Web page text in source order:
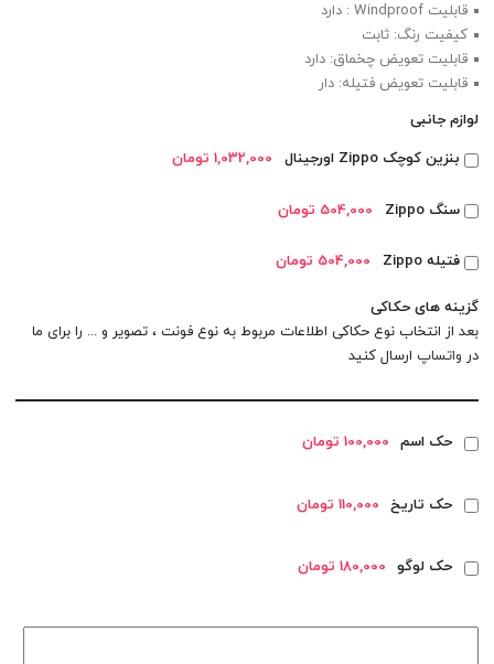
قابلیت Windproof : دارد
کیفیت رنگ: ثابت
قابلیت تعویض چخماق: دارد
قابلیت تعویض فتیله: دار
لوازم جانبی
بنزین کوچک Zippo اورجینال
1,032,000 تومان
سنگ Zippo 504,000 تومان
فتیله Zippo 504,000 تومان
گزینه های حکاکی
بعد از انتخاب نوع حکاکی اطلاعات مربوط به نوع فونت ، تصویر و ... را برای ما
در واتساپ ارسال کنید
حک اسم 100,000 تومان
حک تاریخ 110,000 تومان
حک لوگو 180,000 تومان